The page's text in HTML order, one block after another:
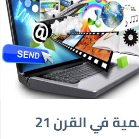
في القرن 21